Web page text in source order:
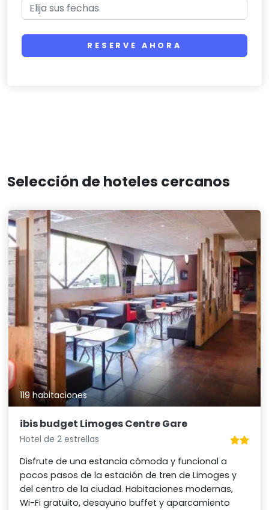
RESERVE AHORA
Selección de hoteles cercanos
119 habitaciones
ibis budget Limoges Centre Gare
Hotel de 2 estrellas
Disfrute de una estancia cómoda y funcional a
pocos pasos de la estación de tren de Limoges y
del centro de la ciudad. Habitaciones modernas,
Wi-Fi gratuito, desayuno buffet y aparcamiento